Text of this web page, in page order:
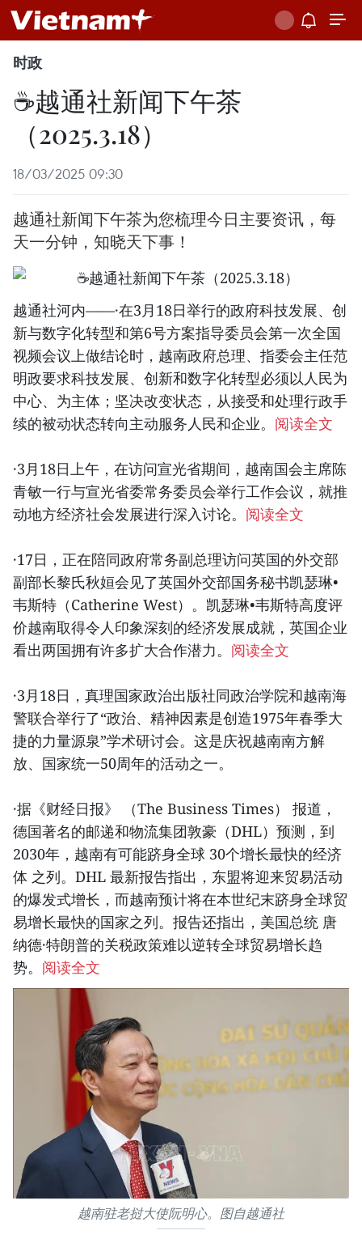
时政
☕️越通社新闻下午茶
（2025.3.18）
18/03/2025 09:30
越通社新闻下午茶为您梳理今日主要资讯，每
天一分钟，知晓天下事！
越通社河内——·在3月18日举行的政府科技发展、创
新与数字化转型和第6号方案指导委员会第一次全国
视频会议上做结论时，越南政府总理、指委会主任范
明政要求科技发展、创新和数字化转型必须以人民为
中心、为主体；坚决改变状态，从接受和处理行政手
续的被动状态转向主动服务人民和企业。 阅读全文
·3月18日上午，在访问宣光省期间，越南国会主席陈
青敏一行与宣光省委常务委员会举行工作会议，就推
动地方经济社会发展进行深入讨论。 阅读全文
·17日，正在陪同政府常务副总理访问英国的外交部
副部长黎氏秋姮会见了英国外交部国务秘书凯瑟琳•
韦斯特（Catherine West）。凯瑟琳•韦斯特高度评
价越南取得令人印象深刻的经济发展成就，英国企业
看出两国拥有许多扩大合作潜力。 阅读全文
·3月18日，真理国家政治出版社同政治学院和越南海
警联合举行了“政治、精神因素是创造1975年春季大
捷的力量源泉”学术研讨会。这是庆祝越南南方解
放、国家统一50周年的活动之一。
·据《财经日报》 （The Business Times） 报道，
德国著名的邮递和物流集团敦豪（DHL）预测，到
2030年，越南有可能跻身全球 30个增长最快的经济
体 之列。DHL 最新报告指出，东盟将迎来贸易活动
的爆发式增长，而越南预计将在本世纪末跻身全球贸
易增长最快的国家之列。报告还指出，美国总统 唐
纳德·特朗普的关税政策难以逆转全球贸易增长趋
势。 阅读全文
越南驻老挝大使阮明心。图自越通社